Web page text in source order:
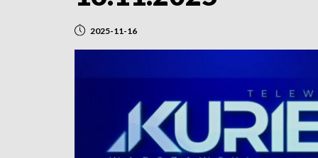
2025-11-16